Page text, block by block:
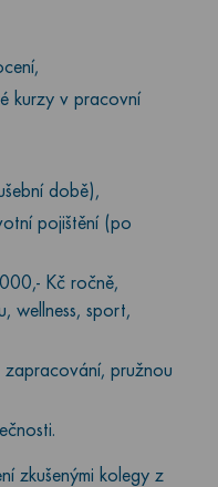
kurzy v pracovní
době),
pojištění (po
Kč ročně,
wellness, sport,
pružnou
zkušenými kolegy z